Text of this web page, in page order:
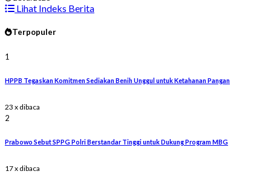
Lihat Indeks Berita
Terpopuler
1
HPPB Tegaskan Komitmen Sediakan Benih Unggul untuk Ketahanan Pangan
23 x dibaca
2
Prabowo Sebut SPPG Polri Berstandar Tinggi untuk Dukung Program MBG
17 x dibaca